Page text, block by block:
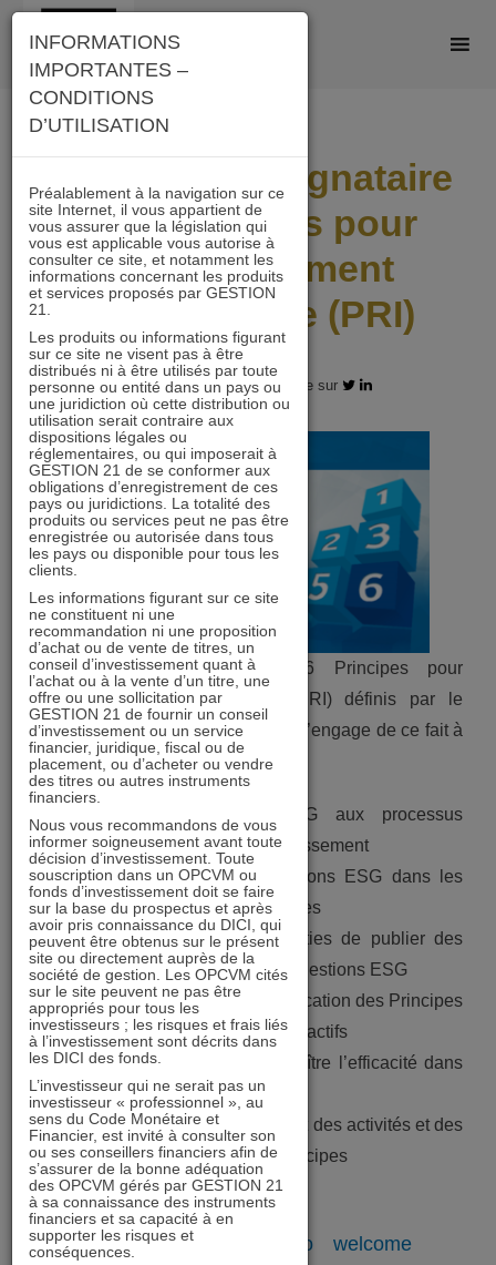
Skip
content
GESTION 21 signataire
des Principes pour
l’Investissement
Responsable (PRI)
10.11.2020 - Partagez l'article sur
GESTION 21 a signé les 6 Principes pour
l’Investissement Responsable (PRI) définis par le
programme des Nations Unies et s’engage de ce fait à
:
Intégrer les questions ESG aux processus
d’analyses et de décision d’investissement
2)Prendre en compte les questions ESG dans les
politiques et pratiques d’actionnaires
3)Demander aux sociétés investies de publier des
informations appropriées sur les questions ESG
4) Favoriser l’acceptation et l’application des Principes
auprès des acteurs de la gestion d’actifs
5) Travailler ensemble pour accroître l’efficacité dans
l’application des Principes
6)Rendre compte individuellement des activités et des
progrès dans l’application des Principes
“We are delighted to welcome
INFORMATIONS
IMPORTANTES –
CONDITIONS
D’UTILISATION
Préalablement à la navigation sur ce
site Internet, il vous appartient de
vous assurer que la législation qui
vous est applicable vous autorise à
consulter ce site, et notamment les
informations concernant les produits
et services proposés par GESTION
21.
Les produits ou informations figurant
sur ce site ne visent pas à être
distribués ni à être utilisés par toute
personne ou entité dans un pays ou
une juridiction où cette distribution ou
utilisation serait contraire aux
dispositions légales ou
réglementaires, ou qui imposerait à
GESTION 21 de se conformer aux
obligations d’enregistrement de ces
pays ou juridictions. La totalité des
produits ou services peut ne pas être
enregistrée ou autorisée dans tous
les pays ou disponible pour tous les
clients.
Les informations figurant sur ce site
ne constituent ni une
recommandation ni une proposition
d’achat ou de vente de titres, un
conseil d’investissement quant à
l’achat ou à la vente d’un titre, une
offre ou une sollicitation par
GESTION 21 de fournir un conseil
d’investissement ou un service
financier, juridique, fiscal ou de
placement, ou d’acheter ou vendre
des titres ou autres instruments
financiers.
Nous vous recommandons de vous
informer soigneusement avant toute
décision d’investissement. Toute
souscription dans un OPCVM ou
fonds d’investissement doit se faire
sur la base du prospectus et après
avoir pris connaissance du DICI, qui
peuvent être obtenus sur le présent
site ou directement auprès de la
société de gestion. Les OPCVM cités
sur le site peuvent ne pas être
appropriés pour tous les
investisseurs ; les risques et frais liés
à l’investissement sont décrits dans
les DICI des fonds.
L’investisseur qui ne serait pas un
investisseur « professionnel », au
sens du Code Monétaire et
Financier, est invité à consulter son
ou ses conseillers financiers afin de
s’assurer de la bonne adéquation
des OPCVM gérés par GESTION 21
à sa connaissance des instruments
financiers et sa capacité à en
supporter les risques et
conséquences.